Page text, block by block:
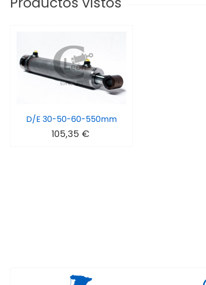
D/E 30-50-60-550mm
105,35 €